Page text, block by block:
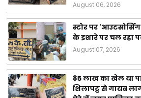
August 06, 2026
स्टोर पर
के इशारे पर चल रहा
August 07, 2026
85 लाख का खेल या
शिलापट्ट से गायब